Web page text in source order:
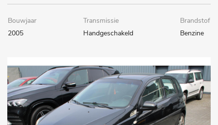
Bouwjaar
2005
Transmissie
Handgeschakeld
Brandstof
Benzine